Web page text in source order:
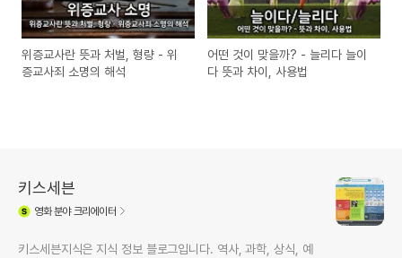
위증교사란 뜻과 처벌, 형량 - 위
증교사죄 소명의 해석
어떤 것이 맞을까? - 늘리다 늘이
다 뜻과 차이, 사용법
키스세븐
영화분야 크리에이터
키스세븐지식은 지식 정보 블로그입니다. 역사, 과학, 상식, 예